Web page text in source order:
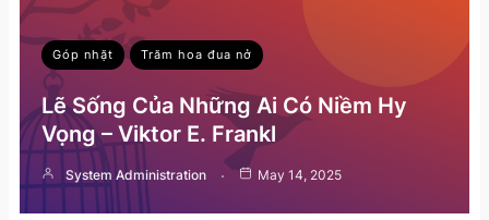
Góp nhặt Trăm hoa đua nở
Lẽ Sống Của Những Ai Có Niềm Hy
Vọng – Viktor E. Frankl
System Administration May 14, 2025